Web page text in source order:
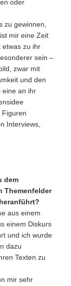
oder
zu gewinnen,
mir eine Zeit
etwas zu ihr
sein –
zwar mit
und den
eine an ihr
Figuren
Interviews,
dem
Themenfelder
aus einem
einem Diskurs
und ich wurde
dazu
Texten zu
mir sehr